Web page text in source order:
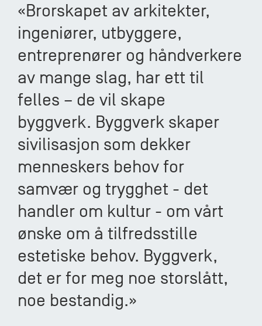
«Brorskapet av arkitekter,
ingeniører, utbyggere,
entreprenører og håndverkere
av mange slag, har ett til
felles – de vil skape
byggverk. Byggverk skaper
sivilisasjon som dekker
menneskers behov for
samvær og trygghet - det
handler om kultur - om vårt
ønske om å tilfredsstille
estetiske behov. Byggverk,
det er for meg noe storslått,
noe bestandig.»